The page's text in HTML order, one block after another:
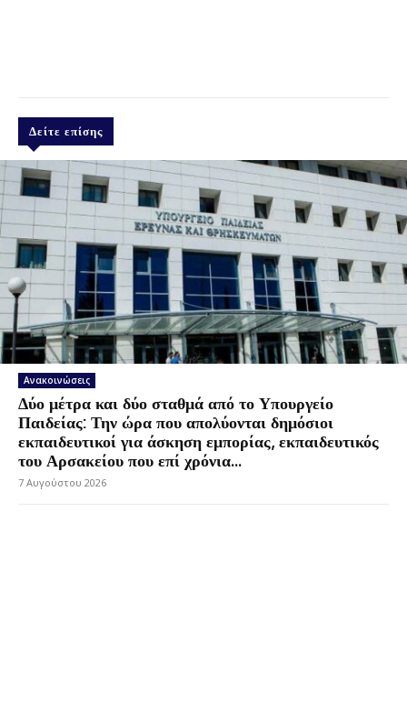
Δείτε επίσης
Ανακοινώσεις
Δύο μέτρα και δύο σταθμά από το Υπουργείο
Παιδείας: Την ώρα που απολύονται δημόσιοι
εκπαιδευτικοί για άσκηση εμπορίας, εκπαιδευτικός
του Αρσακείου που επί χρόνια...
7 Αυγούστου 2026